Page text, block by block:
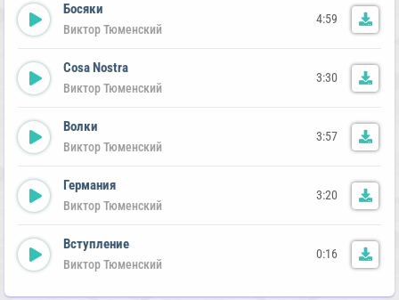
Босяки
Виктор Тюменский
4:59
Cosa Nostra
Виктор Тюменский
3:30
Волки
Виктор Тюменский
3:57
Германия
Виктор Тюменский
3:20
Вступление
Виктор Тюменский
0:16